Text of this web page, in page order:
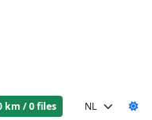
km / 0 files